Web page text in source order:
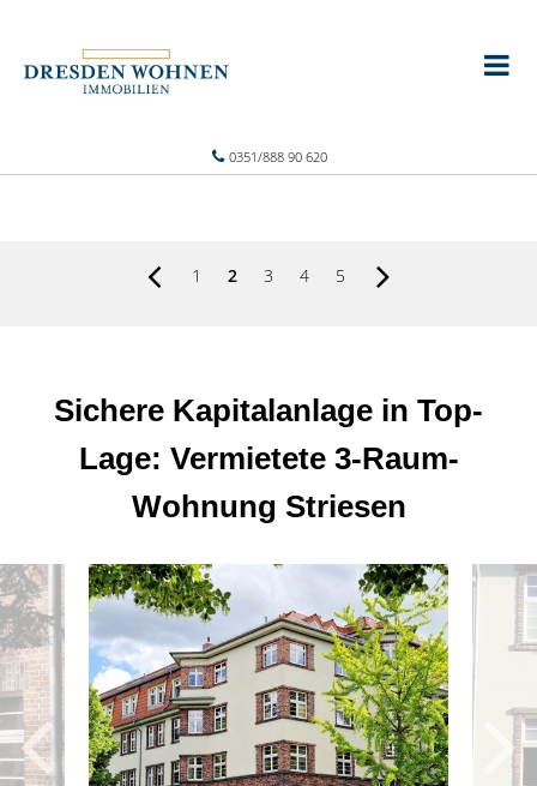
0351/888 90 620
1 2 3 4 5
Sichere Kapitalanlage in Top-
Lage: Vermietete 3-Raum-
Wohnung Striesen